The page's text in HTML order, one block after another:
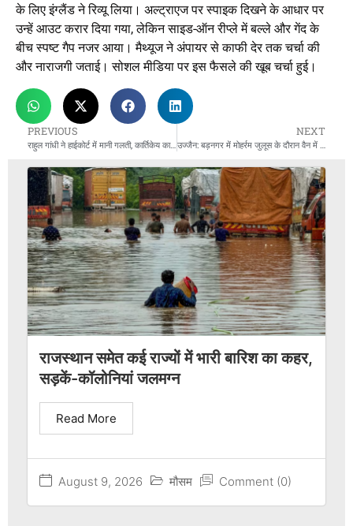
के लिए इंग्लैंड ने रिव्यू लिया। अल्ट्राएज पर स्पाइक दिखने के आधार पर
उन्हें आउट करार दिया गया, लेकिन साइड-ऑन रीप्ले में बल्ले और गेंद के
बीच स्पष्ट गैप नजर आया। मैथ्यूज ने अंपायर से काफी देर तक चर्चा की
और नाराजगी जताई। सोशल मीडिया पर इस फैसले की खूब चर्चा हुई।
PREVIOUS
राहुल गांधी ने हाईकोर्ट में मानी गलती, कार्तिकेय का नाम कन्फ्यूजन में लिया था
NEXT
राजस्थान समेत कई राज्यों में भारी बारिश का कहर,
सड़कें-कॉलोनियां जलमग्न
August 9, 2026 मौसम Comment (0)
Read More